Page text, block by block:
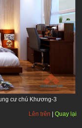
cư chú Khương-3
Lên trên Quay lại